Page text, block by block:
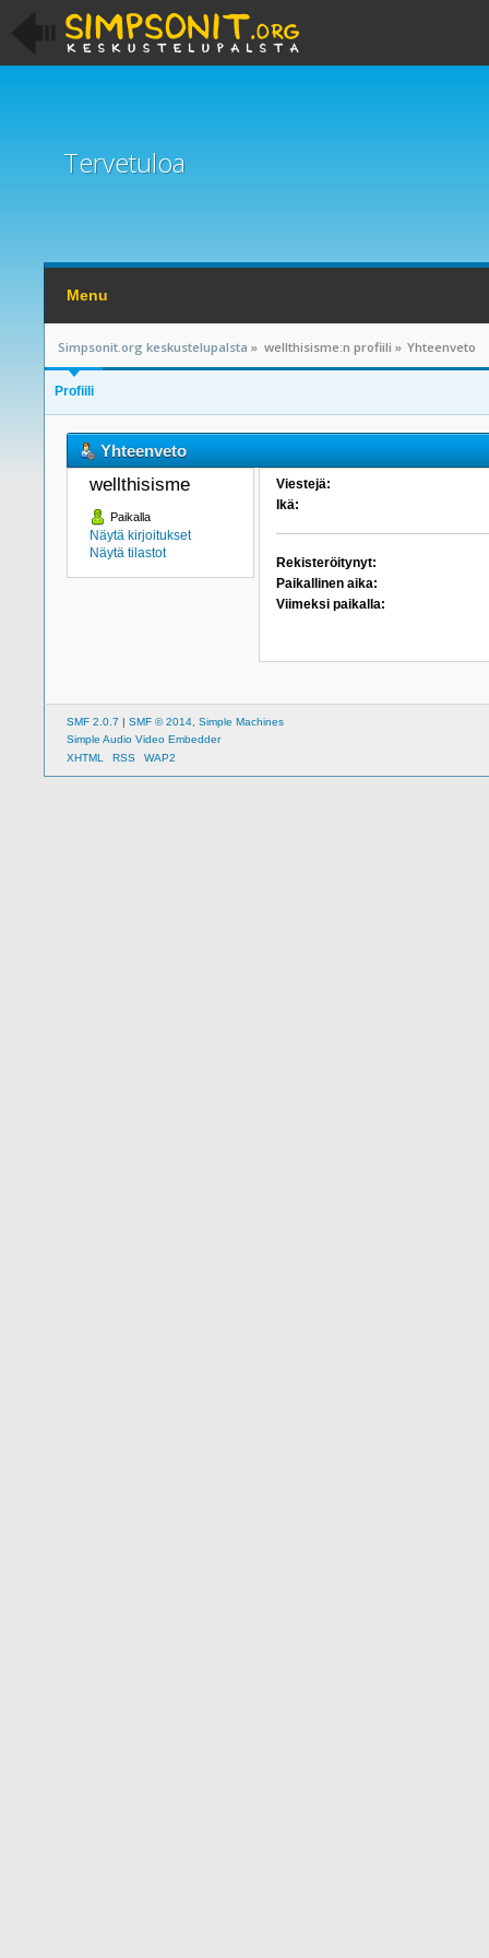
Tervetuloa
Menu
Simpsonit.org keskustelupalsta » wellthisisme:n profiili » Yhteenveto
Profiili
Yhteenveto
wellthisisme
Paikalla
Näytä kirjoitukset
Näytä tilastot
Viestejä:
Ikä:
Rekisteröitynyt:
Paikallinen aika:
Viimeksi paikalla:
SMF 2.0.7 | SMF © 2014 Simple Machines
Simple Audio Video Embedder
XHTML
RSS WAP2